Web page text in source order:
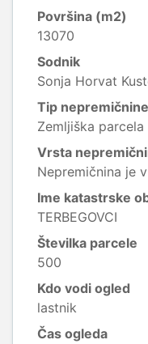
Površina (m2)
13070
Sodnik
Sonja Horvat
Tip nepremičnine
Zemljiška parcela
Vrsta
Nepremičnina je
Ime katastrske
TERBEGOVCI
Številka parcele
500
Kdo vodi ogled
lastnik
Čas ogleda